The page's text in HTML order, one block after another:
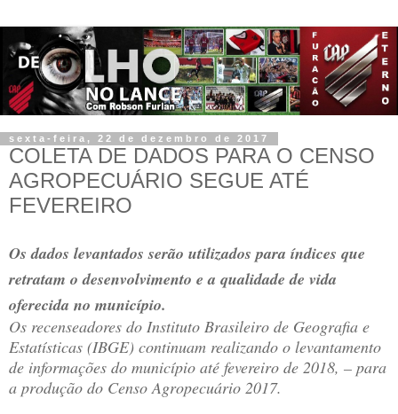
sexta-feira, 22 de dezembro de 2017
COLETA DE DADOS PARA O CENSO
AGROPECUÁRIO SEGUE ATÉ
FEVEREIRO
Os dados levantados serão utilizados para índices que
retratam o desenvolvimento e a qualidade de vida
oferecida no município.
Os recenseadores do Instituto Brasileiro de Geografia e
Estatísticas (IBGE) continuam realizando o levantamento
de informações do município até fevereiro de 2018, – para
a produção do Censo Agropecuário 2017.